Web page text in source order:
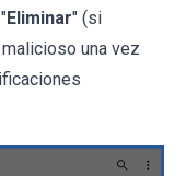
Eliminar" (si
una vez